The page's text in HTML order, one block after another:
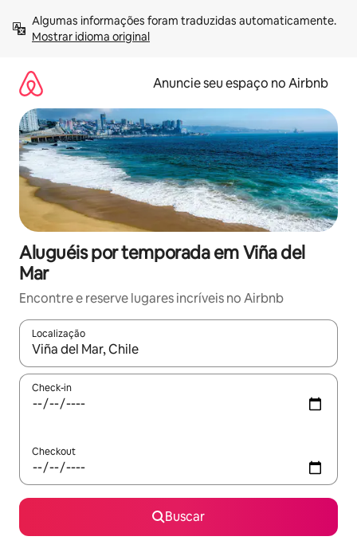
para
Mostrar idioma original
Anuncie seu espaço no Airbnb
Aluguéis por temporada em Viña del
Mar
Encontre e reserve lugares incríveis no Airbnb
Localização
Quando os resultados estiverem disponíveis, explore-os
Check-in
Checkout
Buscar